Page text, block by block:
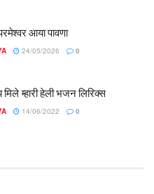
आया पावणा
24/05/2026 0
मिले म्हारी हेली भजन लिरिक्स
14/06/2022 0